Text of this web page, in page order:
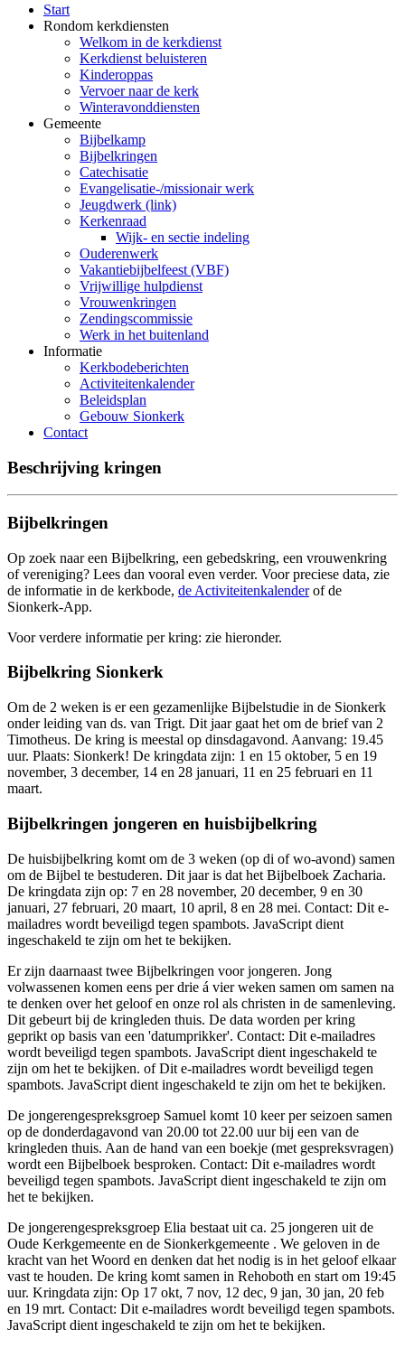
Start
Rondom kerkdiensten
Welkom in de kerkdienst
Kerkdienst beluisteren
Kinderoppas
Vervoer naar de kerk
Winteravonddiensten
Gemeente
Bijbelkamp
Bijbelkringen
Catechisatie
Evangelisatie-/missionair werk
Jeugdwerk (link)
Kerkenraad
Wijk- en sectie indeling
Ouderenwerk
Vakantiebijbelfeest (VBF)
Vrijwillige hulpdienst
Vrouwenkringen
Zendingscommissie
Werk in het buitenland
Informatie
Kerkbodeberichten
Activiteitenkalender
Beleidsplan
Gebouw Sionkerk
Contact
Beschrijving kringen
Bijbelkringen
Op zoek naar een Bijbelkring, een gebedskring, een vrouwenkring
of vereniging? Lees dan vooral even verder. Voor preciese data, zie
de informatie in de kerkbode, de Activiteitenkalenderof de
Sionkerk-App.
Voor verdere informatie per kring: zie hieronder.
Bijbelkring Sionkerk
Om de 2 weken is er een gezamenlijke Bijbelstudie in de Sionkerk
onder leiding van ds. van Trigt. Dit jaar gaat het om de brief van 2
Timotheus. De kring is meestal op dinsdagavond. Aanvang: 19.45
uur. Plaats: Sionkerk! De kringdata zijn: 1 en 15 oktober, 5 en 19
november, 3 december, 14 en 28 januari, 11 en 25 februari en 11
maart.
Bijbelkringen jongeren en huisbijbelkring
De huisbijbelkring komt om de 3 weken (op di of wo-avond) samen
om de Bijbel te bestuderen. Dit jaar is dat het Bijbelboek Zacharia.
De kringdata zijn op: 7 en 28 november, 20 december, 9 en 30
januari, 27 februari, 20 maart, 10 april, 8 en 28 mei. Contact: Dit e-
mailadres wordt beveiligd tegen spambots. JavaScript dient
ingeschakeld te zijn om het te bekijken.
Er zijn daarnaast twee Bijbelkringen voor jongeren. Jong
volwassenen komen eens per drie á vier weken samen om samen na
te denken over het geloof en onze rol als christen in de samenleving.
Dit gebeurt bij de kringleden thuis. De data worden per kring
geprikt op basis van een 'datumprikker'. Contact: Dit e-mailadres
wordt beveiligd tegen spambots. JavaScript dient ingeschakeld te
zijn om het te bekijken. ofDit e-mailadres wordt beveiligd tegen
spambots. JavaScript dient ingeschakeld te zijn om het te bekijken.
De jongerengespreksgroep Samuel komt 10 keer per seizoen samen
op de donderdagavond van 20.00 tot 22.00 uur bij een van de
kringleden thuis. Aan de hand van een boekje (met gespreksvragen)
wordt een Bijbelboek besproken. Contact: Dit e-mailadres wordt
beveiligd tegen spambots. JavaScript dient ingeschakeld te zijn om
het te bekijken.
De jongerengespreksgroep Elia bestaat uit ca. 25 jongeren uit de
Oude Kerkgemeente en de Sionkerkgemeente . We geloven in de
kracht van het Woord en denken dat het nodig is in het geloof elkaar
vast te houden. De kring komt samen in Rehoboth en start om 19:45
uur. Kringdata zijn: Op 17 okt, 7 nov, 12 dec, 9 jan, 30 jan, 20 feb
en 19 mrt. Contact: Dit e-mailadres wordt beveiligd tegen spambots.
JavaScript dient ingeschakeld te zijn om het te bekijken.